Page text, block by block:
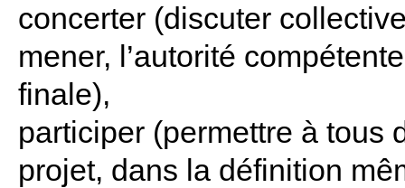
concerter (discuter
mener, l’autorité
finale),
participer (permettre à tous
projet, dans la définition